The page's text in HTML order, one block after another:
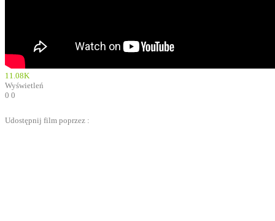
11.08K
Wyświetleń
0 0
Udostępnij film poprzez :